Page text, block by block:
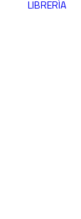
LIBRERÍA